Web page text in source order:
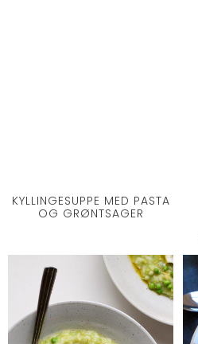
KYLLINGESUPPE MED PASTA
OG GRØNTSAGER